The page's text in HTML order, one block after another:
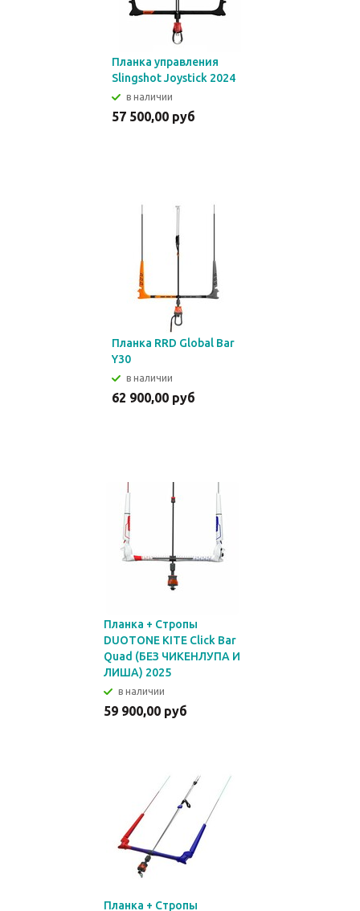
Планка управления
Slingshot Joystick 2024
в наличии
57 500,00 руб
Планка RRD Global Bar
Y30
в наличии
62 900,00 руб
Планка + Стропы
DUOTONE KITE Click Bar
Quad (БЕЗ ЧИКЕНЛУПА И
ЛИША) 2025
в наличии
59 900,00 руб
Планка + Стропы